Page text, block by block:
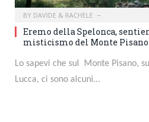
BY DAVIDE & RACHELE
Eremo della Spelonca,
misticismo del Monte Pisano
Lo sapevi che sul Monte Pisano,
Lucca, ci sono alcuni…